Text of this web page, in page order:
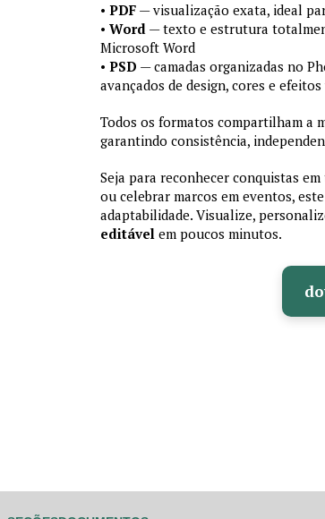
• PDF — visualização exata, ideal
• Word — texto e estrutura
Microsoft Word
• PSD — camadas organizadas no
avançados de design, cores e
Todos os formatos compartilham a
garantindo consistência,
Seja para reconhecer conquistas
ou celebrar marcos em eventos,
adaptabilidade. Visualize,
editável em poucos minutos.